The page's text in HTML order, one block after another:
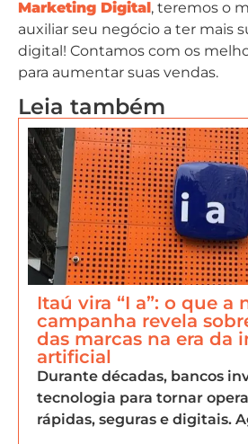
Marketing Digital, teremos o
auxiliar seu negócio a ter mais
digital! Contamos com os
para aumentar suas vendas.
Leia também
Itaú vira “I a”: o que a
campanha revela
das marcas na era da
artificial
Durante décadas, bancos
tecnologia para tornar
rápidas, seguras e digitais.